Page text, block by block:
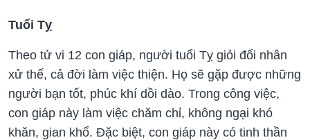
Tuổi Tỵ
Theo tử vi 12 con giáp, người tuổi Tỵ giỏi đối nhân
xử thế, cả đời làm việc thiện. Họ sẽ gặp được những
người bạn tốt, phúc khí dồi dào. Trong công việc,
con giáp này làm việc chăm chỉ, không ngại khó
khăn, gian khổ. Đặc biệt, con giáp này có tinh thần